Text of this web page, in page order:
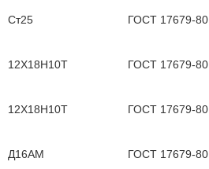
Ст25 ГОСТ 17679-80
12Х18Н10Т ГОСТ 17679-80
12Х18Н10Т ГОСТ 17679-80
Д16АМ ГОСТ 17679-80